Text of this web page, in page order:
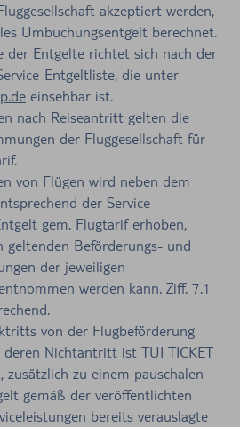
akzeptiert werden,
Umbuchungsentgelt berechnet.
der Entgelte richtet sich nach der
Entgeltliste, die unter
einsehbar ist.
nach Reiseantritt gelten die
der Fluggesellschaft für
von Flügen wird neben dem
der Service-
gem. Flugtarif erhoben,
geltenden Beförderungs- und
der jeweiligen
werden kann. Ziff. 7.1
von der Flugbeförderung
Nichtantritt ist TUI TICKET
zusätzlich zu einem pauschalen
gemäß der veröffentlichten
bereits verauslagte